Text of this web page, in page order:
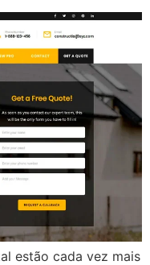
estão cada vez mais